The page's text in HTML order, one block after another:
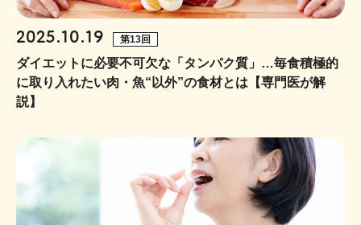
2025.10.19 第13回
ダイエットに必要不可欠な「タンパク質」…毎食積極的
に取り入れたい肉・魚“以外”の食材とは【専門医が解
説】